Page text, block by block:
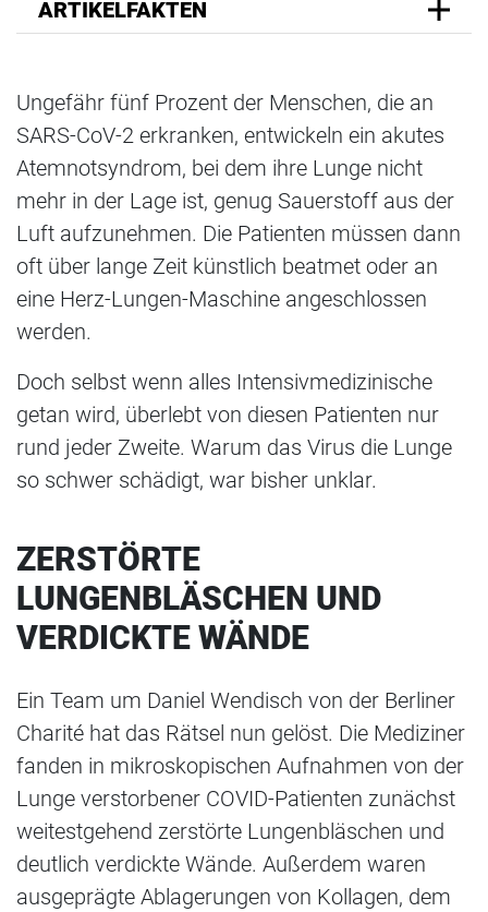
ARTIKELFAKTEN
Ungefähr fünf Prozent der Menschen, die an
SARS-CoV-2 erkranken, entwickeln ein akutes
Atemnotsyndrom, bei dem ihre Lunge nicht
mehr in der Lage ist, genug Sauerstoff aus der
Luft aufzunehmen. Die Patienten müssen dann
oft über lange Zeit künstlich beatmet oder an
eine Herz-Lungen-Maschine angeschlossen
werden.
Doch selbst wenn alles Intensivmedizinische
getan wird, überlebt von diesen Patienten nur
rund jeder Zweite. Warum das Virus die Lunge
so schwer schädigt, war bisher unklar.
ZERSTÖRTE
LUNGENBLÄSCHEN UND
VERDICKTE WÄNDE
Ein Team um Daniel Wendisch von der Berliner
Charité hat das Rätsel nun gelöst. Die Mediziner
fanden in mikroskopischen Aufnahmen von der
Lunge verstorbener COVID-Patienten zunächst
weitestgehend zerstörte Lungenbläschen und
deutlich verdickte Wände. Außerdem waren
ausgeprägte Ablagerungen von Kollagen, dem